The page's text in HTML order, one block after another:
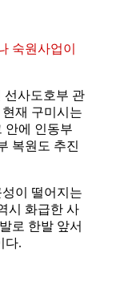
숙원사업이
선사도호부 관
재 구미시는
안에 인동부
복원도 추진
이 떨어지는
시 화급한 사
로 한발 앞서
다.